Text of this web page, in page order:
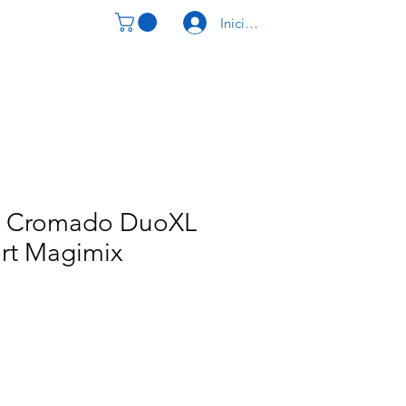
Iniciar Sesión
DuoXL
Magimix